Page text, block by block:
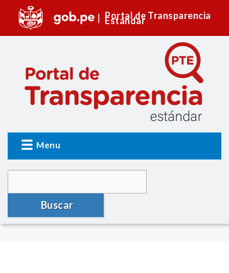
Portal de Transparencia
Estándar
Menu
Buscar